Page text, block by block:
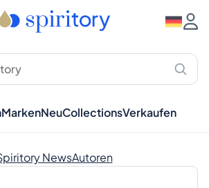
MarkenNeuCollectionsVerkaufen
NewsAutoren